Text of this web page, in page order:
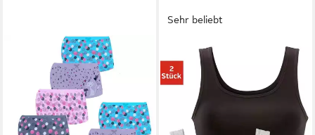
Sehr beliebt
BENCH.
Bustier (Packung, 2-tlg) mit
weichem Webbund
21,99 €
(11,00 €/ 1 Stk)